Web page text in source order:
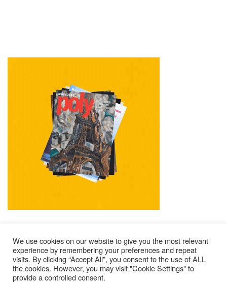
Impressum Kontakt
Alle Ausgaben Lesen
POLY Abonnieren
We use cookies on our website to give you the most relevant
experience by remembering your preferences and repeat
visits. By clicking “Accept All”, you consent to the use of ALL
the cookies. However, you may visit "Cookie Settings" to
provide a controlled consent.